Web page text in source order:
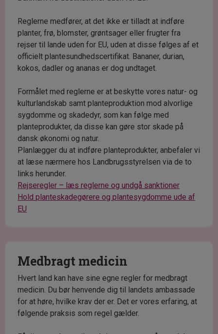
Reglerne medfører, at det ikke er tilladt at indføre
planter, frø, blomster, grøntsager eller frugter fra
rejser til lande uden for EU, uden at disse følges af et
officielt plantesundhedscertifikat. Bananer, durian,
kokos, dadler og ananas er dog undtaget.
Formålet med reglerne er at beskytte vores natur- og
kulturlandskab samt planteproduktion mod alvorlige
sygdomme og skadedyr, som kan følge med
planteprodukter, da disse kan gøre stor skade på
dansk økonomi og natur.
Planlægger du at indføre planteprodukter, anbefaler vi
at læse nærmere hos Landbrugsstyrelsen via de to
links herunder.
Rejseregler – læs reglerne og undgå sanktioner
Hold planteskadegørere og plantesygdomme ude af
EU
Medbragt medicin
Hvert land kan have sine egne regler for medbragt
medicin. Du bør henvende dig til landets ambassade
for at høre, hvilke krav der er. Det er vores erfaring, at
følgende praksis som regel gælder.